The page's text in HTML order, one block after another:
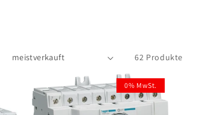
62 Produkte
0% MwSt.